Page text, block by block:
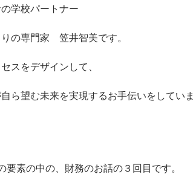
学校パートナー
の専門家 笠井智美です。
スをデザインして、
ら望む未来を実現するお手伝いをしていま
要素の中の、財務のお話の３回目です。